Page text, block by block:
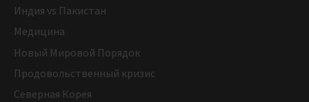
Индия vs Пакистан
Медицина
Новый Мировой Порядок
Продовольственный кризис
Северная Корея